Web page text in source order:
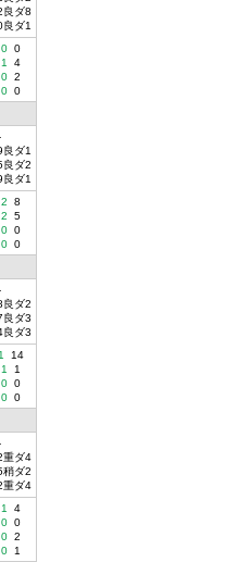
良ダ8
ダ1
0 0
1
4
0 2
0 0
ダ1
良ダ2
ダ1
2
8
2
5
0 0
0 0
良ダ2
良ダ3
良ダ3
1
14
1
1
0 0
0 0
重ダ4
稍ダ2
重ダ4
1
4
0 0
0 2
0 1